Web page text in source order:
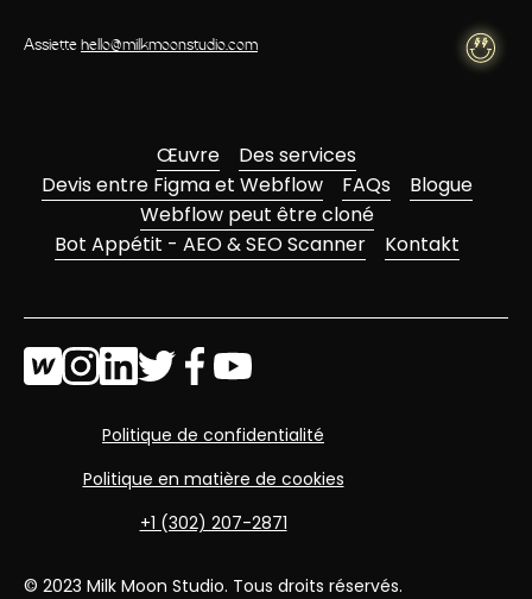
Assiettehello@milkmoonstudio.com
Œuvre
Des services
Devis entre Figma et Webflow
FAQs
Blogue
Webflow peut être cloné
Bot Appétit - AEO & SEO Scanner
Kontakt
© 2023 Milk Moon Studio. Tous droits réservés.
Politique de confidentialité
Politique en matière de cookies
+1 (302) 207-2871